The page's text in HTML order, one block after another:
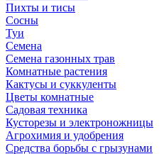
Пихты и тисы
Сосны
Туи
Семена
Семена газонных трав
Комнатные растения
Кактусы и суккуленты
Цветы комнатные
Садовая техника
Кусторезы и электроножницы
Агрохимия и удобрения
Средства борьбы с грызунами